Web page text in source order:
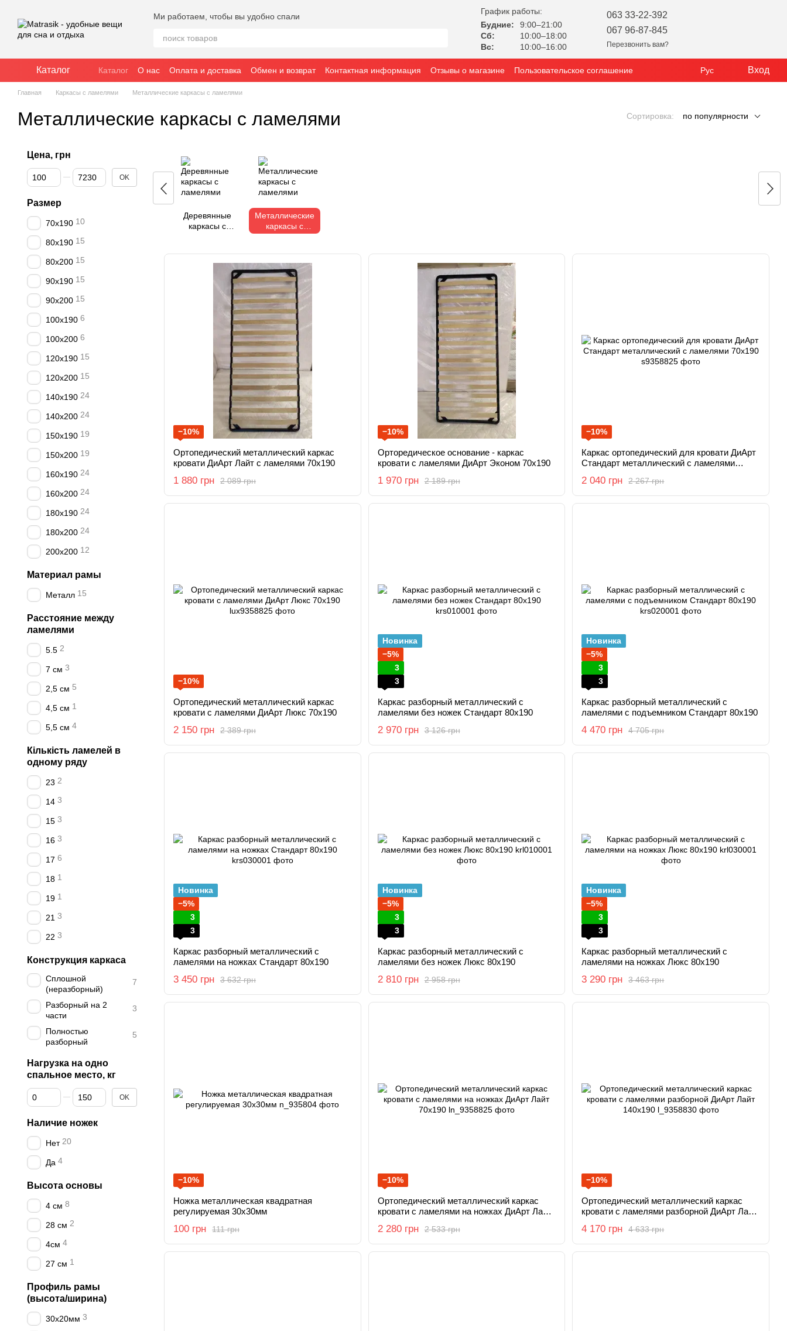
Ми работаем, чтобы вы удобно спали
График работы:
Будние:
9:00–21:00
Сб:
10:00–18:00
Вс:
10:00–16:00
063 33-22-392
067 96-87-845
Перезвонить вам?
Каталог Каталог О нас Оплата и доставка Обмен и возврат Контактная информация Отзывы о магазине
Пользовательское соглашение
Публичное соглашение (оферта)
Рус Вход
Главная Каркасы с ламелями Металлические каркасы с ламелями
Металлические каркасы с ламелями Сортировка: по популярности
Деревянные
каркасы с
Металлические
каркасы с
ламелями
−10%
Ортопедический металлический каркас
кровати ДиАрт Лайт с ламелями 70x190
2 089 грн
1 880 грн
−10%
Орторедическое основание - каркас
кровати с ламелями ДиАрт Эконом 70x190
2 189 грн
1 970 грн
−10%
Каркас ортопедический для кровати ДиАрт
Стандарт металлический с ламелями
2 267 грн
2 040 грн
−10%
Ортопедический металлический каркас
кровати с ламелями ДиАрт Люкс 70x190
2 389 грн
2 150 грн
Новинка
−5%
3
3
Каркас разборный металлический с
ламелями без ножек Стандарт 80x190
3 126 грн
2 970 грн
Новинка
−5%
3
3
Каркас разборный металлический с
ламелями с подъемником Стандарт 80x190
4 705 грн
4 470 грн
Новинка
−5%
3
3
Каркас разборный металлический с
ламелями на ножках Стандарт 80x190
3 632 грн
3 450 грн
Новинка
−5%
3
3
Каркас разборный металлический с
ламелями без ножек Люкс 80x190
2 958 грн
2 810 грн
Новинка
−5%
3
3
Каркас разборный металлический с
ламелями на ножках Люкс 80x190
3 463 грн
3 290 грн
−10%
Ножка металлическая квадратная
регулируемая 30х30мм
111 грн
100 грн
−10%
Ортопедический металлический каркас
кровати с ламелями на ножках ДиАрт Лайт
2 533 грн
2 280 грн
−10%
Ортопедический металлический каркас
кровати с ламелями разборной ДиАрт Лайт
4 633 грн
4 170 грн
Цена, грн
От Цена, грн
До Цена, грн OK
Размер
70x190 10
80x190 15
80x200 15
90x190 15
90x200 15
100x190 6
100x200 6
120x190 15
120x200 15
140x190 24
140x200 24
150x190 19
150x200 19
160x190 24
160x200 24
180x190 24
180x200 24
200x200 12
Материал рамы
Металл 15
Расстояние между
ламелями
5.5 2
7 см 3
2,5 см 5
4,5 см 1
5,5 см 4
Кількість ламелей в
одному ряду
23 2
14 3
15 3
16 3
17 6
18 1
19 1
21 3
22 3
Конструкция каркаса
Сплошной
(неразборный)
7
Разборный на 2
части
3
Полностью
разборный
5
Нагрузка на одно
спальное место, кг
От Нагрузка на одно спальное место, кг
До Нагрузка на одно спальное место, кг
OK
Наличие ножек
Нет 20
Да 4
Высота основы
4 см 8
28 см 2
4см 4
27 см 1
Профиль рамы
(высота/ширина)
30х20мм 3